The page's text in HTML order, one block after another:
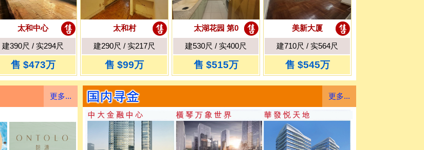
太和中心
建390尺 / 实294尺
售 $473万
太和村
建290尺 / 实217尺
售 $99万
太湖花园 第0
建530尺 / 实400尺
售 $515万
美新大厦
建710尺 / 实564尺
售 $545万
更多... 更多...